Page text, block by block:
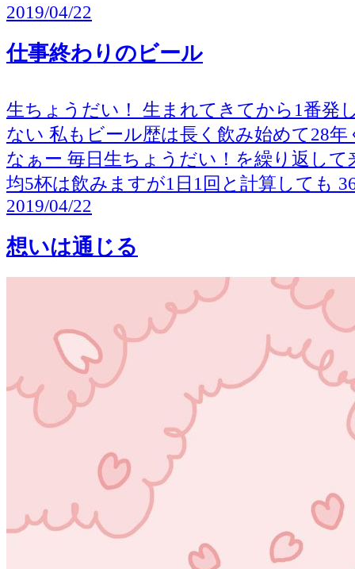
2019/04/22
仕事終わりのビール
生ちょうだい！ 生まれてきてから1番発
ない 私もビール歴は長く飲み始めて28
なぁー 毎日生ちょうだい！を繰り返して
均5杯は飲みますが1日1回と計算しても
2019/04/22
想いは通じる